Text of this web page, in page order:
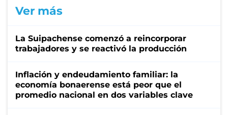
Ver más
La Suipachense comenzó a reincorporar
trabajadores y se reactivó la producción
Inflación y endeudamiento familiar: la
economía bonaerense está peor que el
promedio nacional en dos variables clave